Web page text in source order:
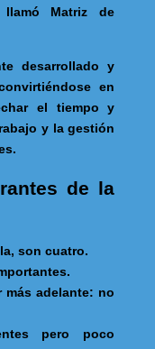
Matriz de
desarrollado y
en
el tiempo y
y la gestión
de la
son cuatro.
más adelante: no
pero poco